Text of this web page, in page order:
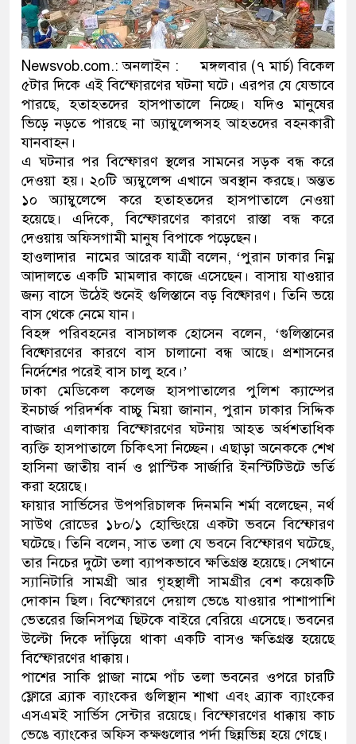
নেতৃত্ব ও গণতন্ত্রের মূর্তমান
যে ভাবে ডেভিড ইমনের কাছে
‘আজহার খান’
অবৈধ বিদেশি পিস্তল,
জড়িত কিশোর গ্যাংয়ের চার শিশু
ডাকাতির প্রস্তুতিকালে
থানা পুলিশ
Newsvob.com.: অনলাইন : মঙ্গলবার (৭ মার্চ) বিকেল
৫টার দিকে এই বিস্ফোরণের ঘটনা ঘটে। এরপর যে যেভাবে
পারছে, হতাহতদের হাসপাতালে নিচ্ছে। যদিও মানুষের
ভিড়ে নড়তে পারছে না অ্যাম্বুলেন্সসহ আহতদের বহনকারী
যানবাহন।
এ ঘটনার পর বিস্ফোরণ স্থলের সামনের সড়ক বন্ধ করে
দেওয়া হয়। ২০টি অ্যম্বুলেন্স এখানে অবস্থান করছে। অন্তত
১০ অ্যাম্বুলেন্সে করে হতাহতদের হাসপাতালে নেওয়া
হয়েছে। এদিকে, বিস্ফোরণের কারণে রাস্তা বন্ধ করে
দেওয়ায় অফিসগামী মানুষ বিপাকে পড়েছেন।
হাওলাদার নামের আরেক যাত্রী বলেন, ‘পুরান ঢাকার নিম্ন
আদালতে একটি মামলার কাজে এসেছেন। বাসায় যাওয়ার
জন্য বাসে উঠেই শুনেই গুলিস্তানে বড় বিষ্ফোরণ। তিনি ভয়ে
বাস থেকে নেমে যান।
বিহঙ্গ পরিবহনের বাসচালক হোসেন বলেন, ‘গুলিস্তানের
বিষ্ফোরণের কারণে বাস চালানো বন্ধ আছে। প্রশাসনের
নির্দেশের পরেই বাস চালু হবে।’
ঢাকা মেডিকেল কলেজ হাসপাতালের পুলিশ ক্যাম্পের
ইনচার্জ পরিদর্শক বাচ্চু মিয়া জানান, পুরান ঢাকার সিদ্দিক
বাজার এলাকায় বিস্ফোরণের ঘটনায় আহত অর্ধশতাধিক
ব্যক্তি হাসপাতালে চিকিৎসা নিচ্ছেন। এছাড়া অনেককে শেখ
হাসিনা জাতীয় বার্ন ও প্লাস্টিক সার্জারি ইনস্টিটিউটে ভর্তি
করা হয়েছে।
ফায়ার সার্ভিসের উপপরিচালক দিনমনি শর্মা বলেছেন, নর্থ
সাউথ রোডের ১৮০/১ হোল্ডিংয়ে একটা ভবনে বিস্ফোরণ
ঘটেছে। তিনি বলেন, সাত তলা যে ভবনে বিস্ফোরণ ঘটেছে,
তার নিচের দুটো তলা ব্যাপকভাবে ক্ষতিগ্রস্ত হয়েছে। সেখানে
স্যানিটারি সামগ্রী আর গৃহস্থালী সামগ্রীর বেশ কয়েকটি
দোকান ছিল। বিস্ফোরণে দেয়াল ভেঙে যাওয়ার পাশাপাশি
ভেতরের জিনিসপত্র ছিটকে বাইরে বেরিয়ে এসেছে। ভবনের
উল্টো দিকে দাঁড়িয়ে থাকা একটি বাসও ক্ষতিগ্রস্ত হয়েছে
বিস্ফোরণের ধাক্কায়।
পাশের সাকি প্লাজা নামে পাঁচ তলা ভবনের ওপরে চারটি
ফ্লোরে ব্র্যাক ব্যাংকের গুলিস্থান শাখা এবং ব্র্যাক ব্যাংকের
এসএমই সার্ভিস সেন্টার রয়েছে। বিস্ফোরণের ধাক্কায় কাচ
ভেঙে ব্যাংকের অফিস কক্ষগুলোর পর্দা ছিন্নভিন্ন হয়ে গেছে।